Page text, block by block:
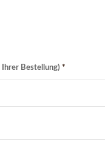
Ihrer Bestellung) *